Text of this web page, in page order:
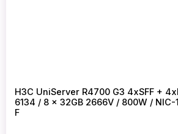
H3C UniServer R4700 G3 4xSFF +
6134 / 8 x 32GB 2666V / 800W / NIC-
F